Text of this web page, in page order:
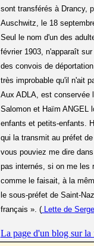
sont transférés à Drancy,
Auschwitz, le 18
Seul le nom d'un des
février 1903, n'apparaît
des convois de
très improbable qu'il n'ait
Aux ADLA, est conservée
Salomon et Haïm ANGEL
enfants et petits-enfants.
qui la transmit au préfet
vous pouviez me dire
pas internés, si on me les
comme le faisait, à la
le sous-préfet de Saint-
français ». (Lette de
La page d'un blog sur